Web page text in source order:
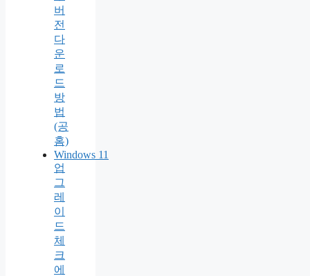
버
전
다
운
로
드
방
법
(공
홈)
Windows 11
업
그
레
이
드
체
크
에